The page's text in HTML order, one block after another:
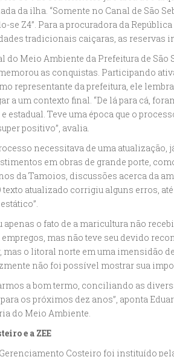
da ilha. “Somente no Canal de São
se Z4”. Para a procuradora da
tradicionais caiçaras, as reservas
do Meio Ambiente da Prefeitura de São
as conquistas. Participando
representante da prefeitura, ele
a um contexto final. “De lá para cá,
estadual. Teve uma época que o
positivo”, avalia.
necessitava de uma atualização,
em obras de grande porte,
da Tamoios, discussões acerca da
texto atualizado corrigiu alguns erros,
o fato de a maricultura não
mas não teve seu devido
mas o litoral norte em uma imensidão
não foi possível mostrar sua
a bom termo, conciliando as
os próximos dez anos”, aponta
do Meio Ambiente.
e a ZEE
Costeiro foi instituído